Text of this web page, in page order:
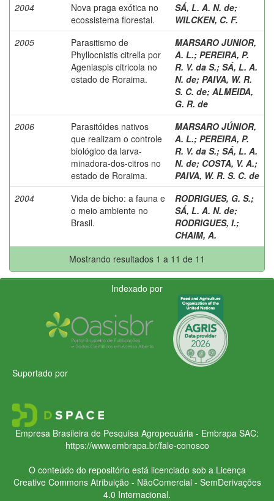
2004
Nova praga exótica no
ecossistema florestal.
SÁ, L. A. N. de;
WILCKEN, C. F.
2005
Parasitismo de
Phyllocnistis citrella por
Ageniaspis citricola no
estado de Roraima.
MARSARO JUNIOR,
A. L.; PEREIRA, P.
R. V. da S.; SÁ, L. A.
N. de; PAIVA, W. R.
S. C. de; ALMEIDA,
G. R. de
2006
Parasitóides nativos
que realizam o controle
biológico da larva-
minadora-dos-citros no
estado de Roraima.
MARSARO JÚNIOR,
A. L.; PEREIRA, P.
R. V. da S.; SÁ, L. A.
N. de; COSTA, V. A.;
PAIVA, W. R. S. C. de
2004
Vida de bicho: a fauna e
o meio ambiente no
Brasil.
RODRIGUES, G. S.;
SÁ, L. A. N. de;
RODRIGUES, I.;
CHAIM, A.
Mostrando resultados 1 a 11 de 11
Indexado por
Suportado por
Empresa Brasileira de Pesquisa Agropecuária - Embrapa SAC:
https://www.embrapa.br/fale-conosco
O conteúdo do repositório está licenciado sob a Licença
Creative CommonsAtribuição - NãoComercial - SemDerivações
4.0 Internacional.